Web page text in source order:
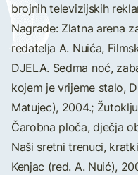
brojnih televizijskih
Nagrade: Zlatna arena
redatelja A. Nuića,
DJELA. Sedma noć,
kojem je vrijeme stalo,
Matujec), 2004.;
Čarobna ploča, dječja
Naši sretni trenuci,
Kenjac (red. A. Nuić),